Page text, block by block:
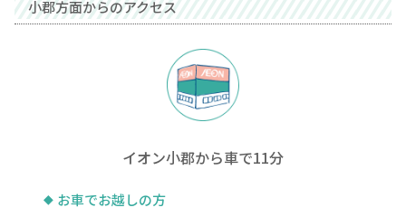
小郡方面からのアクセス
イオン小郡から車で11分
お車でお越しの方